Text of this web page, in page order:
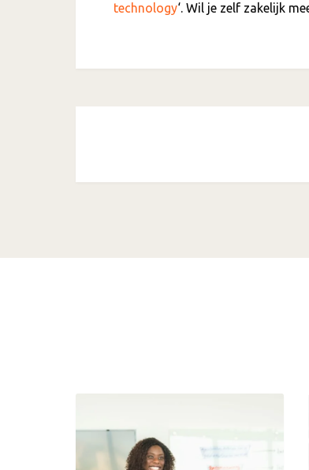
technology‘. Wil je zelf zakelijk